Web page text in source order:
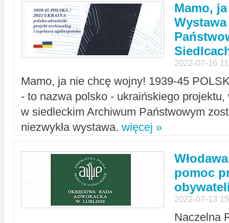
Mamo,
2022-07-16
Mamo, ja nie chcę wojny! 1939-45
- to nazwa polsko - ukraińskiego
w siedleckim Archiwum Państwowym
niezwykła wystawa. więcej »
pomoc
2022-07-13
Naczelna